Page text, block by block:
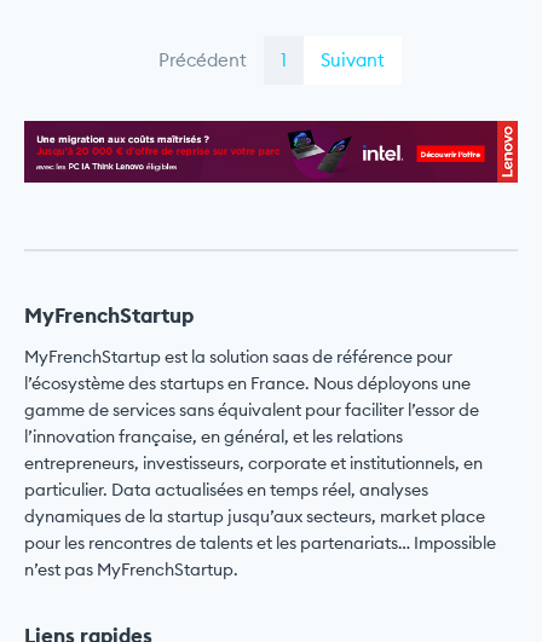
Précédent 1 Suivant
MyFrenchStartup
MyFrenchStartup est la solution saas de référence pour
l’écosystème des startups en France. Nous déployons une
gamme de services sans équivalent pour faciliter l’essor de
l’innovation française, en général, et les relations
entrepreneurs, investisseurs, corporate et institutionnels, en
particulier. Data actualisées en temps réel, analyses
dynamiques de la startup jusqu’aux secteurs, market place
pour les rencontres de talents et les partenariats… Impossible
n’est pas MyFrenchStartup.
Liens rapides